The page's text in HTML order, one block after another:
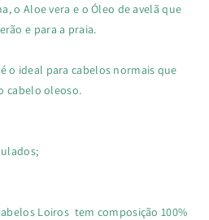
o Aloe vera e o Óleo de avelã que
e para a praia.
o ideal para cabelos normais que
cabelo oleoso.
Loiros tem composição 100%